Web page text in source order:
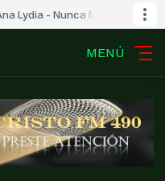
Me Ha Dejado
MENÚ